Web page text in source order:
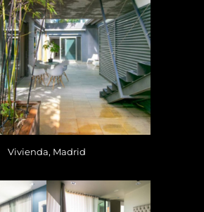
Vivienda, Madrid